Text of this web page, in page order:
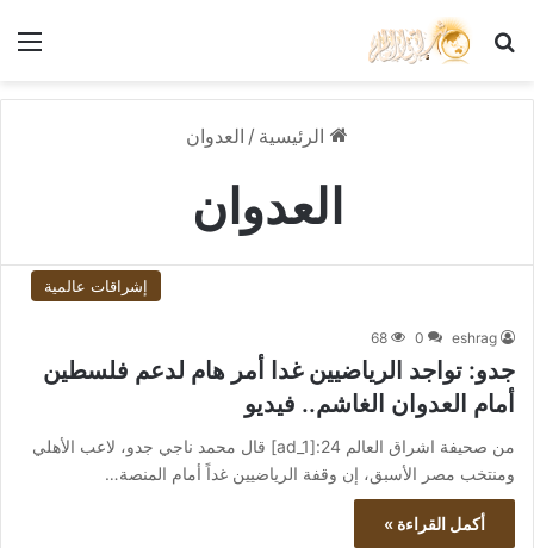
بحث عن
الرئيسية / العدوان
العدوان
إشراقات عالمية
eshrag
0
68
جدو: تواجد الرياضيين غدا أمر هام لدعم فلسطين
أمام العدوان الغاشم.. فيديو
من صحيفة اشراق العالم 24:[ad_1] قال محمد ناجي جدو، لاعب الأهلي
ومنتخب مصر الأسبق، إن وقفة الرياضيين غداً أمام المنصة…
أكمل القراءة »